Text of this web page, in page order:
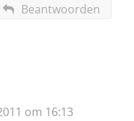
Beantwoorden
om 16:13